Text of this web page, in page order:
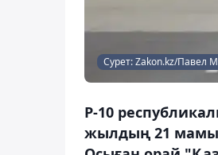
Сурет: Zakon.kz/Павел
Р-10
жылдың 21